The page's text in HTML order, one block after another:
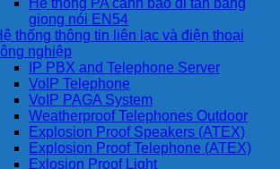
Hệ thống PA cảnh báo di tản bằng
giọng nói EN54
thống thông tin liên lạc và điện thoại
nghiệp
IP PBX and Telephone Server
VoIP Telephone
VoIP PAGA System
Weatherproof Telephones Outdoor
Explosion Proof Speakers (ATEX)
Explosion Proof Telephone (ATEX)
Exlosion Proof Light